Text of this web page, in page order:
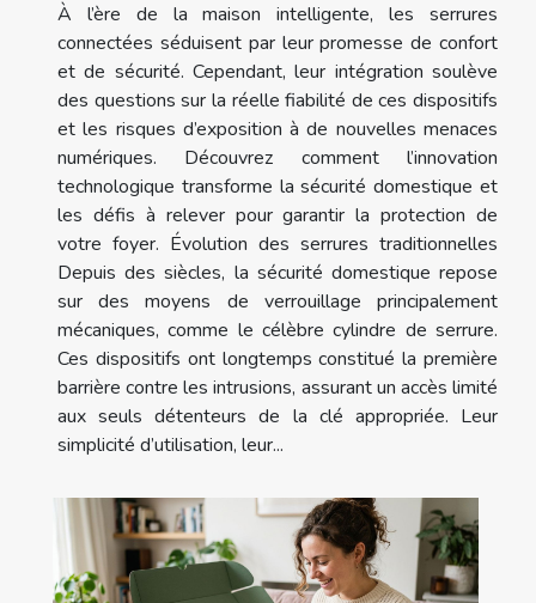
À l’ère de la maison intelligente, les serrures
connectées séduisent par leur promesse de confort
et de sécurité. Cependant, leur intégration soulève
des questions sur la réelle fiabilité de ces dispositifs
et les risques d’exposition à de nouvelles menaces
numériques. Découvrez comment l’innovation
technologique transforme la sécurité domestique et
les défis à relever pour garantir la protection de
votre foyer. Évolution des serrures traditionnelles
Depuis des siècles, la sécurité domestique repose
sur des moyens de verrouillage principalement
mécaniques, comme le célèbre cylindre de serrure.
Ces dispositifs ont longtemps constitué la première
barrière contre les intrusions, assurant un accès limité
aux seuls détenteurs de la clé appropriée. Leur
simplicité d’utilisation, leur...